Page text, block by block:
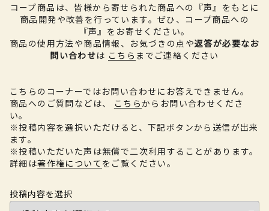
コープ商品は、皆様から寄せられた商品への『声』をもとに
商品開発や改善を行っています。 ぜひ、コープ商品への
『声』をお寄せください。
商品の使用方法や商品情報、お気づきの点や返答が必要なお
問い合わせは こちら までご連絡ください
こちらのコーナーではお問い合わせにお答えできません。
商品へのご質問などは、
こちらからお問い合わせくださ
い。
※投稿内容を選択いただけると、下記ボタンから送信が出来
ます。
※投稿いただいた声は無償で二次利用することがあります。
詳細は著作権について をご覧ください。
投稿内容を選択